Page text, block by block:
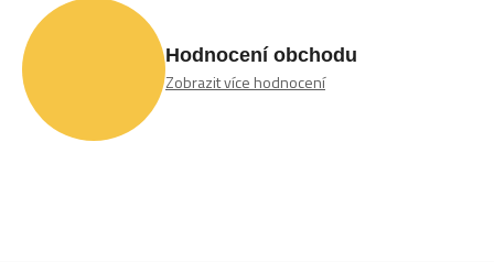
Hodnocení obchodu
Zobrazit více hodnocení